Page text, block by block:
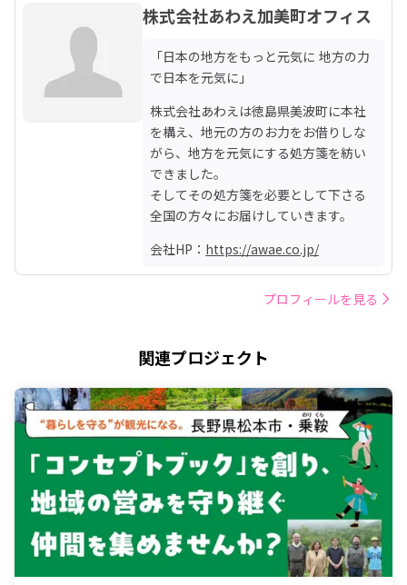
株式会社あわえ加美町オフィス
「日本の地方をもっと元気に 地方の力
で日本を元気に」
株式会社あわえは徳島県美波町に本社
を構え、地元の方のお力をお借りしな
がら、地方を元気にする処方箋を紡い
できました。
そしてその処方箋を必要として下さる
全国の方々にお届けしていきます。
会社HP： https://awae.co.jp/
プロフィールを見る
関連プロジェクト